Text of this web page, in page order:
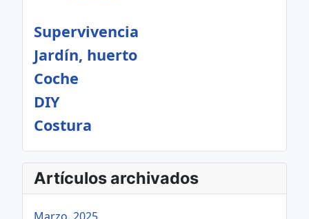
Supervivencia
Jardín, huerto
Coche
DIY
Costura
Artículos archivados